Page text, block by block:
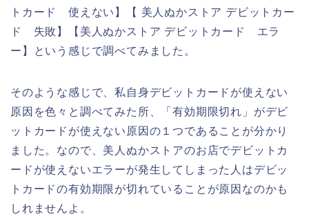
トカード 使えない】【 美人ぬかストア デビットカー
ド 失敗】【美人ぬかストア デビットカード エラ
ー】という感じで調べてみました。
そのような感じで、私自身デビットカードが使えない
原因を色々と調べてみた所、「有効期限切れ」がデビ
ットカードが使えない原因の１つであることが分かり
ました。なので、美人ぬかストアのお店でデビットカ
ードが使えないエラーが発生してしまった人はデビッ
トカードの有効期限が切れていることが原因なのかも
しれませんよ。